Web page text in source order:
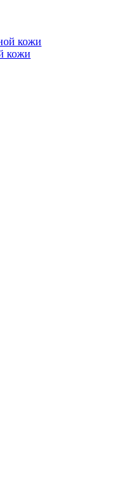
кожи
кожи